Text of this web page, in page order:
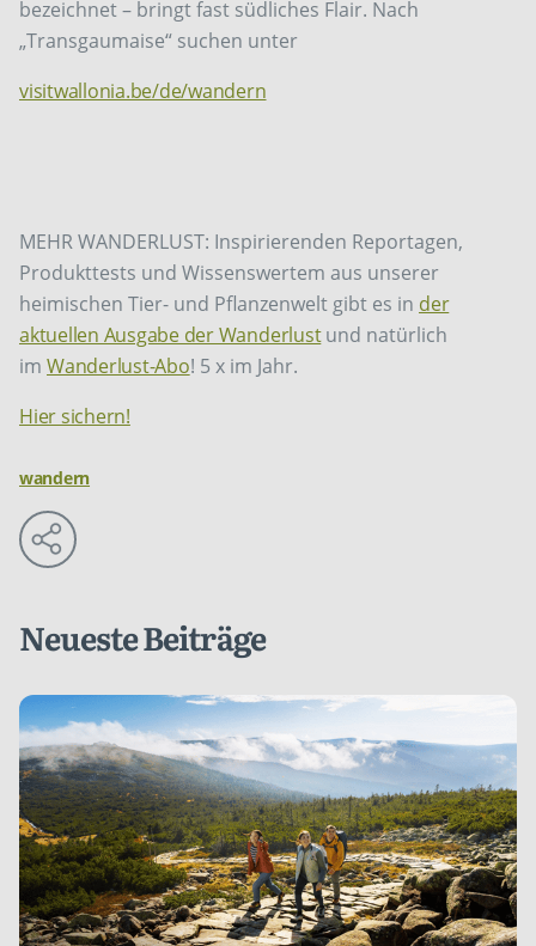
bezeichnet – bringt fast südliches Flair. Nach
„Transgaumaise“ ­suchen unter
visitwallonia.be/de/wandern
MEHR WANDERLUST: Inspirierenden Reportagen,
Produkttests und Wissenswertem aus unserer
heimischen Tier- und Pflanzenwelt gibt es in der
aktuellen Ausgabe der Wanderlustund natürlich
im Wanderlust-Abo! 5 x im Jahr.
Hier sichern!
wandern
Neueste Beiträge